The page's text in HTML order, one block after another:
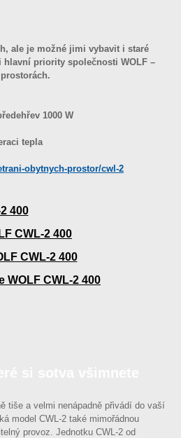
ale je možné jimi vybavit i staré
priority společnosti WOLF –
1000 W
tepla
obytnych-prostor/cwl-2
400
CWL-2 400
CWL-2 400
WOLF CWL-2 400
tiše a velmi nenápadně přivádí do vaší
model CWL-2 také mimořádnou
provoz. Jednotku CWL-2 od